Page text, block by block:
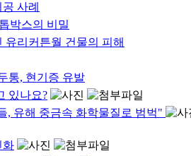
사례
박스의 비밀
유리커튼월 건물의 피해
통, 현기증 유발
있나요?
, 유해 중금속 화학물질로 범벅"
화